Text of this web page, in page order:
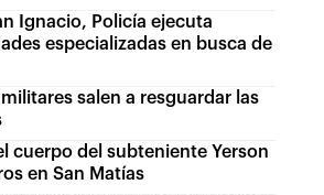
Ignacio, Policía ejecuta
especializadas en busca de
salen a resguardar las
cuerpo del subteniente Yerson
en San Matías